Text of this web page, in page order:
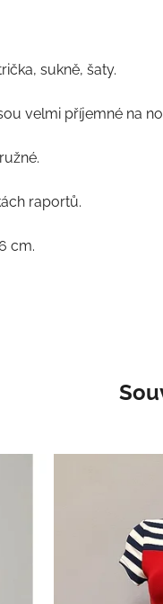
sukně, šaty.
velmi příjemné na
raportů.
cm.